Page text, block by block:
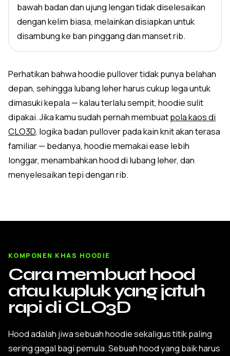
bawah badan dan ujung lengan tidak diselesaikan
dengan kelim biasa, melainkan disiapkan untuk
disambung ke ban pinggang dan manset rib.
Perhatikan bahwa hoodie pullover tidak punya belahan
depan, sehingga lubang leher harus cukup lega untuk
dimasuki kepala — kalau terlalu sempit, hoodie sulit
dipakai. Jika kamu sudah pernah membuatpola kaos di
CLO3D, logika badan pullover pada kain knit akan terasa
familiar — bedanya, hoodie memakai ease lebih
longgar, menambahkan hood di lubang leher, dan
menyelesaikan tepi dengan rib.
KOMPONEN KHAS HOODIE
Cara membuat hood
atau kupluk yang jatuh
rapi di CLO3D
Hood adalah jiwa sebuah hoodie sekaligus titik paling
sering gagal bagi pemula. Sebuah hood yang baik harus